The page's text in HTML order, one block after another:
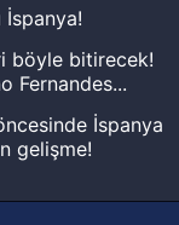
İspanya!
böyle bitirecek!
Fernandes...
İspanya
gelişme!